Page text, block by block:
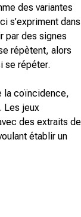
des variantes
s’expriment dans
par des signes
répètent, alors
se répéter.
la coïncidence,
Les jeux
des extraits de
établir un